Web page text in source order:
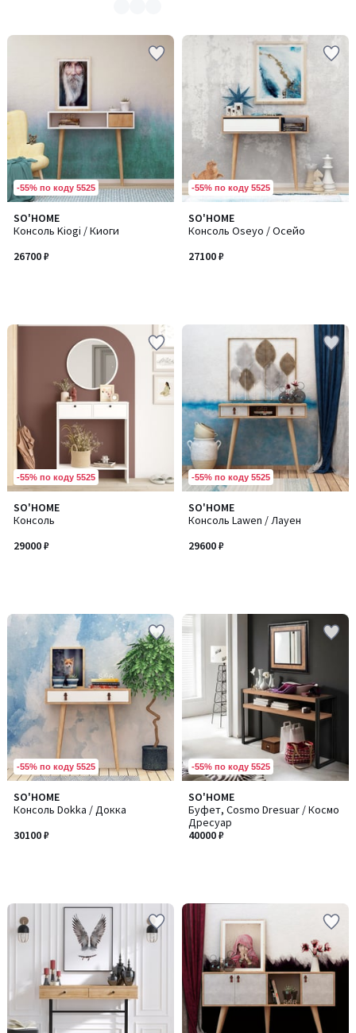
-55% по коду 5525
SO'HOME
Консоль Kiogi / Киоги
26700 ₽
-55% по коду 5525
SO'HOME
Консоль Oseyo / Осейо
27100 ₽
-55% по коду 5525
SO'HOME
Консоль
29000 ₽
-55% по коду 5525
SO'HOME
Консоль Lawen / Лауен
29600 ₽
-55% по коду 5525
SO'HOME
Консоль Dokka / Докка
30100 ₽
-55% по коду 5525
SO'HOME
Буфет, Cosmo Dresuar / Космо
Дресуар
40000 ₽